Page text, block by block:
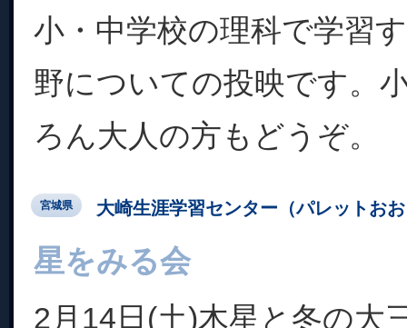
小・中学校の理科で学習
野についての投映です。
ろん大人の方もどうぞ。
宮城県 大崎生涯学習センター（パレットお
星をみる会
2月14日(土)木星と冬の大